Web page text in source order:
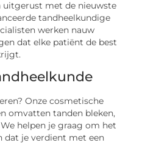
met de nieuwste
tandheelkundige
werken nauw
dat elke patiënt de best
Onze cosmetische
omvatten tanden bleken,
helpen je graag om het
dat je verdient met een